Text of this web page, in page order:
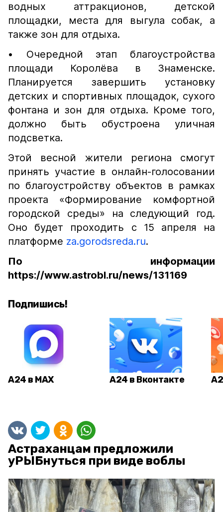
водных аттракционов, детской
площадки, места для выгула собак, а
также зон для отдыха.
• Очередной этап благоустройства
площади Королёва в Знаменске.
Планируется завершить установку
детских и спортивных площадок, сухого
фонтана и зон для отдыха. Кроме того,
должно быть обустроена уличная
подсветка.
Этой весной жители региона смогут
принять участие в онлайн-голосовании
по благоустройству объектов в рамках
проекта «Формирование комфортной
городской среды» на следующий год.
Оно будет проходить с 15 апреля на
платформе za.gorodsreda.ru.
По информации
https://www.astrobl.ru/news/131169
Подпишись!
А24 в MAX А24 в Вконтакте
Астраханцам предложили
уРЫБнуться при виде воблы